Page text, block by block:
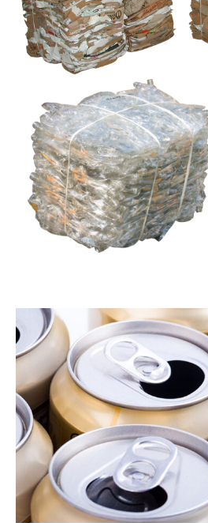
50 ANS D’INNOVATION
L’HISTOIRE DE L’ENTREPRISE
CERTIFICATS ISO